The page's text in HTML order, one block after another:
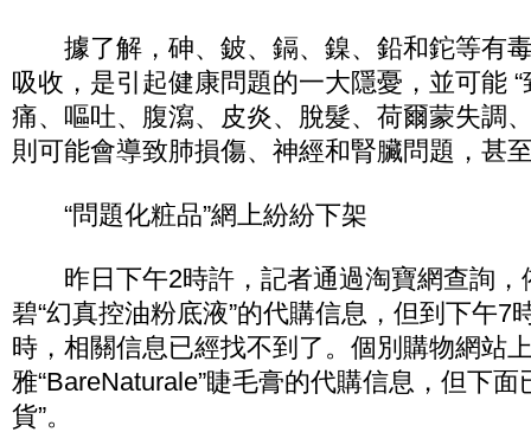
據了解，砷、鈹、鎘、鎳、鉛和鉈等有
吸收，是引起健康問題的一大隱憂，並可能
痛、嘔吐、腹瀉、皮炎、脫髮、荷爾蒙失調
則可能會導致肺損傷、神經和腎臟問題，甚
“問題化粧品”網上紛紛下架
昨日下午2時許，記者通過淘寶網查詢，
碧“幻真控油粉底液”的代購信息，但到下午7
時，相關信息已經找不到了。個別購物網站
雅“BareNaturale”睫毛膏的代購信息，但下面
貨”。